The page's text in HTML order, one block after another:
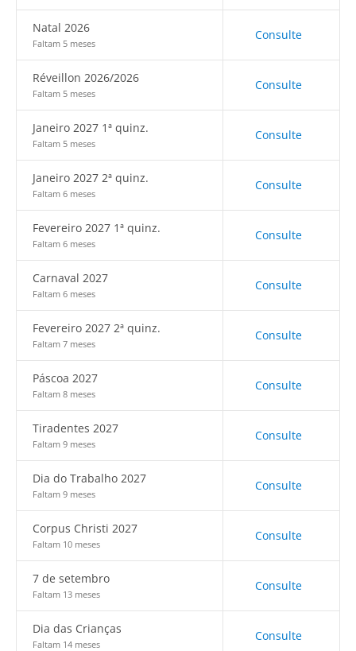
Natal 2026
Faltam 5 meses
Consulte
Réveillon 2026/2026
Faltam 5 meses
Consulte
Janeiro 2027 1ª quinz.
Faltam 5 meses
Consulte
Janeiro 2027 2ª quinz.
Faltam 6 meses
Consulte
Fevereiro 2027 1ª quinz.
Faltam 6 meses
Consulte
Carnaval 2027
Faltam 6 meses
Consulte
Fevereiro 2027 2ª quinz.
Faltam 7 meses
Consulte
Páscoa 2027
Faltam 8 meses
Consulte
Tiradentes 2027
Faltam 9 meses
Consulte
Dia do Trabalho 2027
Faltam 9 meses
Consulte
Corpus Christi 2027
Faltam 10 meses
Consulte
7 de setembro
Faltam 13 meses
Consulte
Dia das Crianças
Faltam 14 meses
Consulte